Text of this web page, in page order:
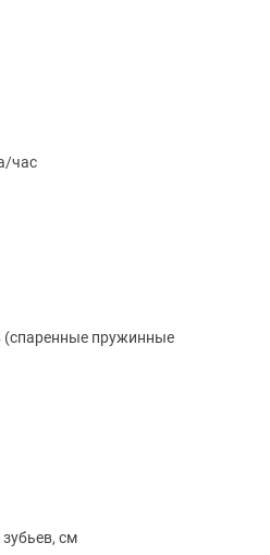
час
(спаренные пружинные
см